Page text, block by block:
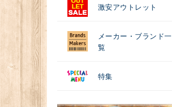
激安アウトレット
メーカー・ブランド一
覧
特集